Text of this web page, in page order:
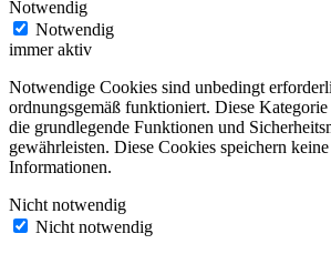
Notwendig
Notwendig
immer aktiv
Notwendige Cookies sind unbedingt
ordnungsgemäß funktioniert. Diese
die grundlegende Funktionen und
gewährleisten. Diese Cookies speichern
Informationen.
Nicht notwendig
Nicht notwendig